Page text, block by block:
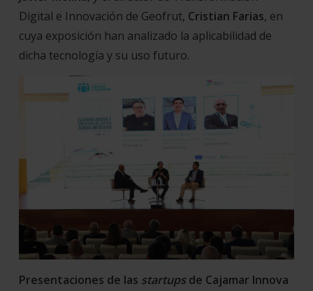
Digital e Innovación de Geofrut, Cristian Farias, en
cuya exposición han analizado la aplicabilidad de
dicha tecnología y su uso futuro.
Presentaciones de las startupsde Cajamar Innova